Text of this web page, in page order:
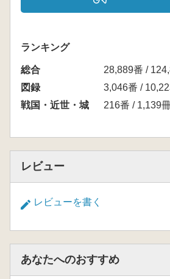
ランキング
総合
28,889番 /
図録
3,046番 /
戦国・近世・城
216番 / 1,139
レビュー
レビューを書く
あなたへのおすすめ